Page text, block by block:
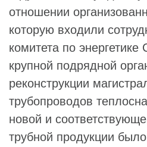
отношении
которую входили
комитета по энергетике
крупной подрядной
реконструкции
трубопроводов
новой и
трубной продукции